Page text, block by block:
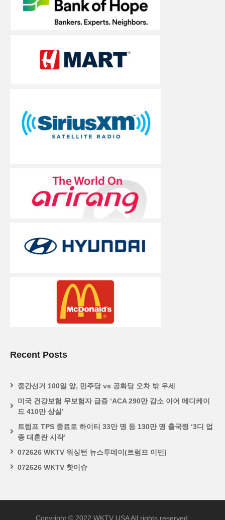
Recent Posts
중간선거 100일 앞, 민주당 vs 공화당 오차 밖 우세
미국 건강보험 무보험자 급증 ‘ACA 290만 감소 이어 메디케이
드 410만 상실’
트럼프 TPS 종료로 하이티 33만 명 등 130만 명 출국령 ‘3디 업
종 대혼란 시작’
072626 WKTV 워싱턴 뉴스투데이(트럼프 이민)
072626 WKTV 핫이슈
Copyright © 2022 WKTV USA All rights reserved.